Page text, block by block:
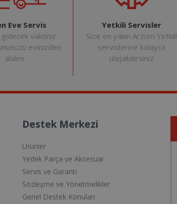
Eve Servis
vaktiniz
evinizden
alalım
Yetkili Servisler
Size en yakın Arzum Yetkili
servislerine kolayca
ulaşabilirsiniz
Destek Merkezi
Ürünler
Yedek Parça ve Aksesuar
Servis ve Garanti
Sözleşme ve Yönetmelikler
Genel Destek Konuları